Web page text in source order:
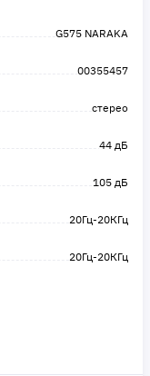
G575 NARAKA
00355457
стерео
44 дБ
105 дБ
20Гц-20КГц
20Гц-20КГц